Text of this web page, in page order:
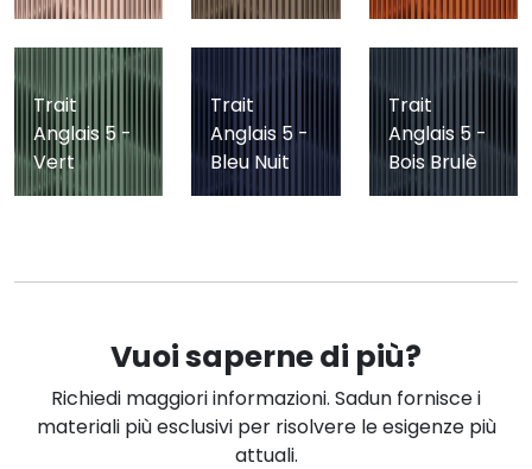
Trait
Anglais 5 -
Vert
Trait
Anglais 5 -
Bleu Nuit
Trait
Anglais 5 -
Bois Brulè
Vuoi saperne di più?
Richiedi maggiori informazioni. Sadun fornisce i
materiali più esclusivi per risolvere le esigenze più
attuali.